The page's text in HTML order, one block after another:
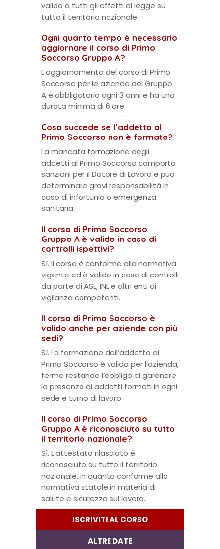
valido a tutti gli effetti di legge su
tutto il territorio nazionale.
Ogni quanto tempo è necessario
aggiornare il corso di Primo
Soccorso Gruppo A?
L’aggiornamento del corso di Primo
Soccorso per le aziende del Gruppo
A è obbligatorio ogni 3 anni e ha una
durata minima di 6 ore.
Cosa succede se l’addetto al
Primo Soccorso non è formato?
La mancata formazione degli
addetti al Primo Soccorso comporta
sanzioni per il Datore di Lavoro e può
determinare gravi responsabilità in
caso di infortunio o emergenza
sanitaria.
Il corso di Primo Soccorso
Gruppo A è valido in caso di
controlli ispettivi?
Sì. Il corso è conforme alla normativa
vigente ed è valido in caso di controlli
da parte di ASL, INL e altri enti di
vigilanza competenti.
Il corso di Primo Soccorso è
valido anche per aziende con più
sedi?
Sì. La formazione dell’addetto al
Primo Soccorso è valida per l’azienda,
fermo restando l’obbligo di garantire
la presenza di addetti formati in ogni
sede e turno di lavoro.
Il corso di Primo Soccorso
Gruppo A è riconosciuto su tutto
il territorio nazionale?
Sì. L’attestato rilasciato è
riconosciuto su tutto il territorio
nazionale, in quanto conforme alla
normativa statale in materia di
salute e sicurezza sul lavoro.
ISCRIVITI AL CORSO
ALTRE DATE